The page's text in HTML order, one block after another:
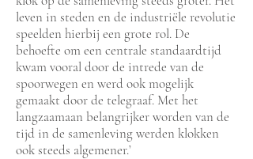
leven in steden en de industriële revolutie
speelden hierbij een grote rol. De
behoefte om een centrale standaardtijd
kwam vooral door de intrede van de
spoorwegen en werd ook mogelijk
gemaakt door de telegraaf. Met het
langzaamaan belangrijker worden van de
tijd in de samenleving werden klokken
ook steeds algemener.’